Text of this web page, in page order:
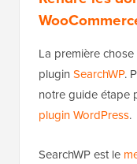
La première
plugin SearchWP.
notre guide étape
plugin WordPress.
SearchWP est le